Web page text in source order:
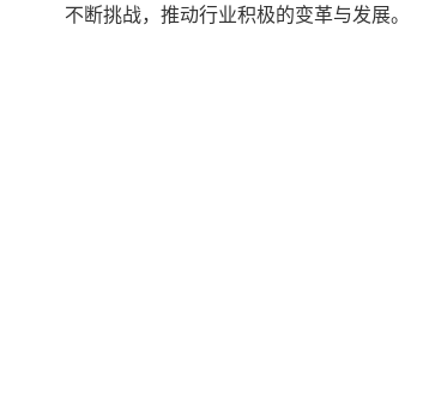
不断挑战，推动行业积极的变革与发展。